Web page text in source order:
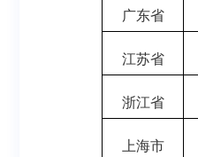
广东省
江苏省
浙江省
上海市